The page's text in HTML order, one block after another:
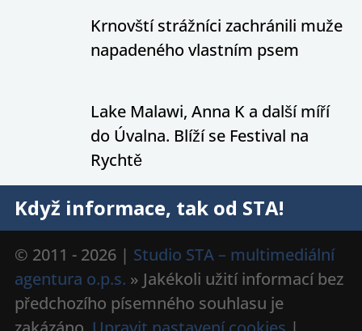
Krnovští strážníci zachránili muže
napadeného vlastním psem
Lake Malawi, Anna K a další míří
do Úvalna. Blíží se Festival na
Rychtě
Když informace, tak od STA!
© 2011 - 2026 | Studio STA – multimediální
agentura o.p.s. » Jakékoli užití informací bez
předchozího písemného souhlasu je